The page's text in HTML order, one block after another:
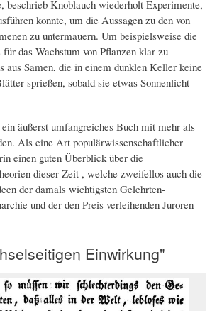
beschrieb Knoblauch wiederholt Experimente,
konnte, um die Aussagen zu den von
zu untermauern. Um beispielsweise die
das Wachstum von Pflanzen klar zu
aus Samen, die in einem dunklen Keller keine
sprießen, sobald sie etwas Sonnenlicht
äußerst umfangreiches Buch mit mehr als
Als eine Art populärwissenschaftlicher
einen guten Überblick über die
dieser Zeit , welche zweifellos auch die
der damals wichtigsten Gelehrten-
und der den Preis verleihenden Juroren
Einwirkung"